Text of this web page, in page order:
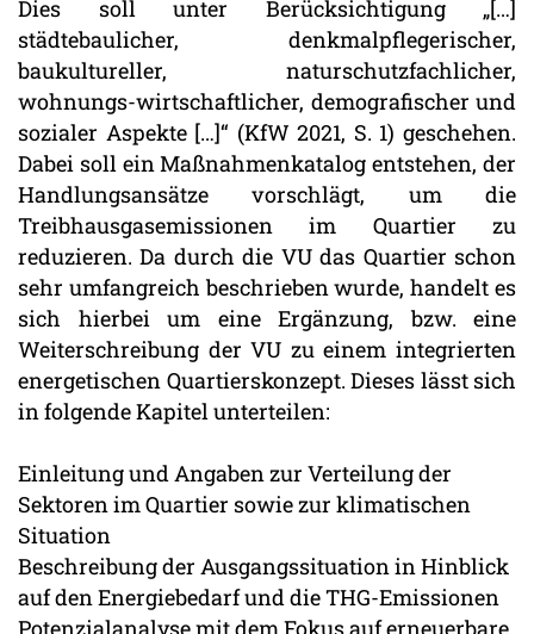
Dies soll unter Berücksichtigung „[…]
städtebaulicher, denkmalpflegerischer,
baukultureller, naturschutzfachlicher,
wohnungs-wirtschaftlicher, demografischer und
sozialer Aspekte […]“ (KfW 2021, S. 1) geschehen.
Dabei soll ein Maßnahmenkatalog entstehen, der
Handlungsansätze vorschlägt, um die
Treibhausgasemissionen im Quartier zu
reduzieren. Da durch die VU das Quartier schon
sehr umfangreich beschrieben wurde, handelt es
sich hierbei um eine Ergänzung, bzw. eine
Weiterschreibung der VU zu einem integrierten
energetischen Quartierskonzept. Dieses lässt sich
in folgende Kapitel unterteilen:
Einleitung und Angaben zur Verteilung der
Sektoren im Quartier sowie zur klimatischen
Situation
Beschreibung der Ausgangssituation in Hinblick
auf den Energiebedarf und die THG-Emissionen
Potenzialanalyse mit dem Fokus auf erneuerbare